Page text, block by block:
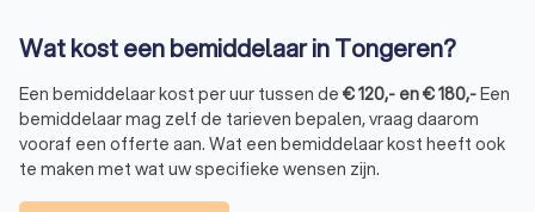
Wat kost een bemiddelaar in Tongeren?
Een bemiddelaar kost per uur tussen de €120,- en€180,-Een
bemiddelaar mag zelf de tarieven bepalen, vraag daarom
vooraf een offerte aan. Wat een bemiddelaar kost heeft ook
te maken met wat uw specifieke wensen zijn.